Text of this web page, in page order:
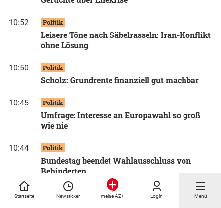
Startseite Newsticker meine AZ+ Login Menü
10:52 Politik
Leisere Töne nach Säbelrasseln: Iran-Konflikt
ohne Lösung
10:50 Politik
Scholz: Grundrente finanziell gut machbar
10:45 Politik
Umfrage: Interesse an Europawahl so groß
wie nie
10:44 Politik
Bundestag beendet Wahlausschluss von
Behinderten
10:44 Sport